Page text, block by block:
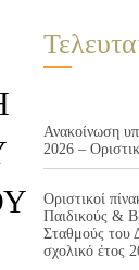
Ανακοίνωση
2026 –
Οριστικοί
Παιδικούς &
Σταθμούς του
σχολικό έτος